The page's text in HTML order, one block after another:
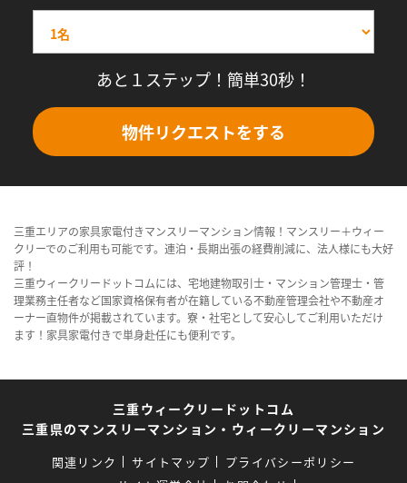
あと１ステップ！簡単30秒！
物件リクエストをする
三重エリアの家具家電付きマンスリーマンション情報！マンスリー＋ウィー
クリーでのご利用も可能です。連泊・長期出張の経費削減に、法人様にも大好
評！
三重ウィークリードットコムには、宅地建物取引士・マンション管理士・管
理業務主任者など国家資格保有者が在籍している不動産管理会社や不動産オ
ーナー直物件が掲載されています。寮・社宅として安心してご利用いただけ
ます！家具家電付きで単身赴任にも便利です。
三重ウィークリードットコム
三重県のマンスリーマンション・ウィークリーマンション
関連リンク サイトマップ
プライバシーポリシー